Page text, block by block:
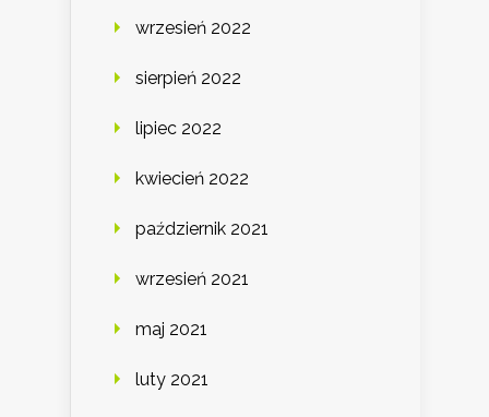
wrzesień 2022
sierpień 2022
lipiec 2022
kwiecień 2022
październik 2021
wrzesień 2021
maj 2021
luty 2021